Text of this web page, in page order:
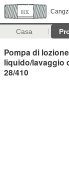
Casa
Pompa di
liquido/lavaggio
28/410